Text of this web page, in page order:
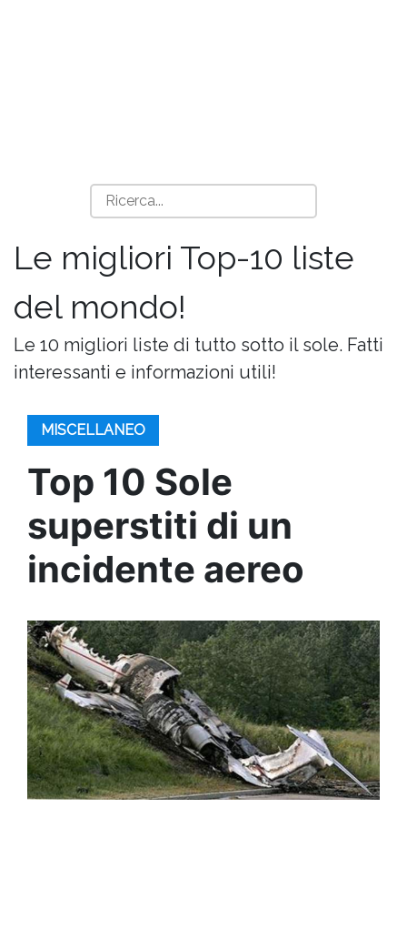
Le migliori Top-10 liste
del mondo!
Le 10 migliori liste di tutto sotto il sole. Fatti
interessanti e informazioni utili!
MISCELLANEO
Top 10 Sole
superstiti di un
incidente aereo